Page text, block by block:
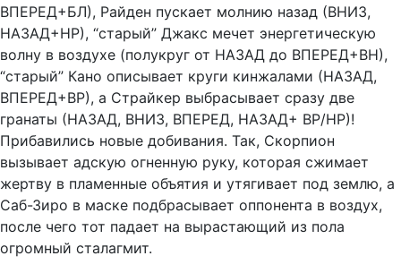
ВПЕРЕД+БЛ), Райден пускает молнию назад (ВНИЗ,
НАЗАД+НР), “старый” Джакс мечет энергетическую
волну в воздухе (полукруг от НАЗАД до ВПЕРЕД+ВН),
“старый” Кано описывает круги кинжалами (НАЗАД,
ВПЕРЕД+ВР), а Страйкер выбрасывает сразу две
гранаты (НАЗАД, ВНИЗ, ВПЕРЕД, НАЗАД+ ВР/НР)!
Прибавились новые добивания. Так, Скорпион
вызывает адскую огненную руку, которая сжимает
жертву в пламенные объятия и утягивает под землю, а
Саб-Зиро в маске подбрасывает оппонента в воздух,
после чего тот падает на вырастающий из пола
огромный сталагмит.